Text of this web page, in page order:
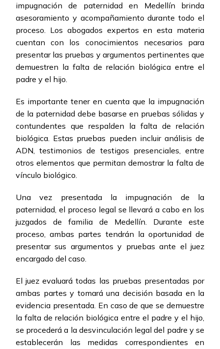
impugnación de paternidad en Medellín brinda
asesoramiento y acompañamiento durante todo el
proceso. Los abogados expertos en esta materia
cuentan con los conocimientos necesarios para
presentar las pruebas y argumentos pertinentes que
demuestren la falta de relación biológica entre el
padre y el hijo.
Es importante tener en cuenta que la impugnación
de la paternidad debe basarse en pruebas sólidas y
contundentes que respalden la falta de relación
biológica. Estas pruebas pueden incluir análisis de
ADN, testimonios de testigos presenciales, entre
otros elementos que permitan demostrar la falta de
vínculo biológico.
Una vez presentada la impugnación de la
paternidad, el proceso legal se llevará a cabo en los
juzgados de familia de Medellín. Durante este
proceso, ambas partes tendrán la oportunidad de
presentar sus argumentos y pruebas ante el juez
encargado del caso.
El juez evaluará todas las pruebas presentadas por
ambas partes y tomará una decisión basada en la
evidencia presentada. En caso de que se demuestre
la falta de relación biológica entre el padre y el hijo,
se procederá a la desvinculación legal del padre y se
establecerán las medidas correspondientes en